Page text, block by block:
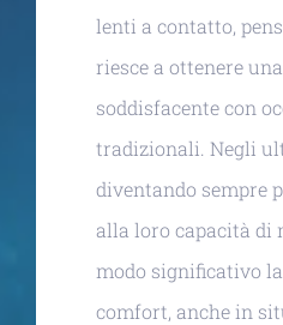
lenti a contatto,
riesce a ottenere
soddisfacente con
tradizionali. Negli
diventando sempre
alla loro capacità di
modo significativo
comfort, anche in